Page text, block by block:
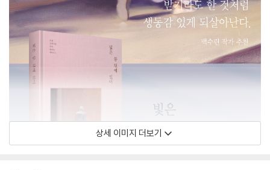
상세 이미지 더보기